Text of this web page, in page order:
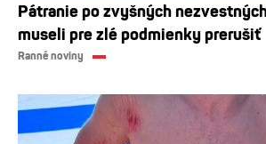
Pátranie po zvyšných
museli pre zlé podmienky prerušiť
Ranné noviny